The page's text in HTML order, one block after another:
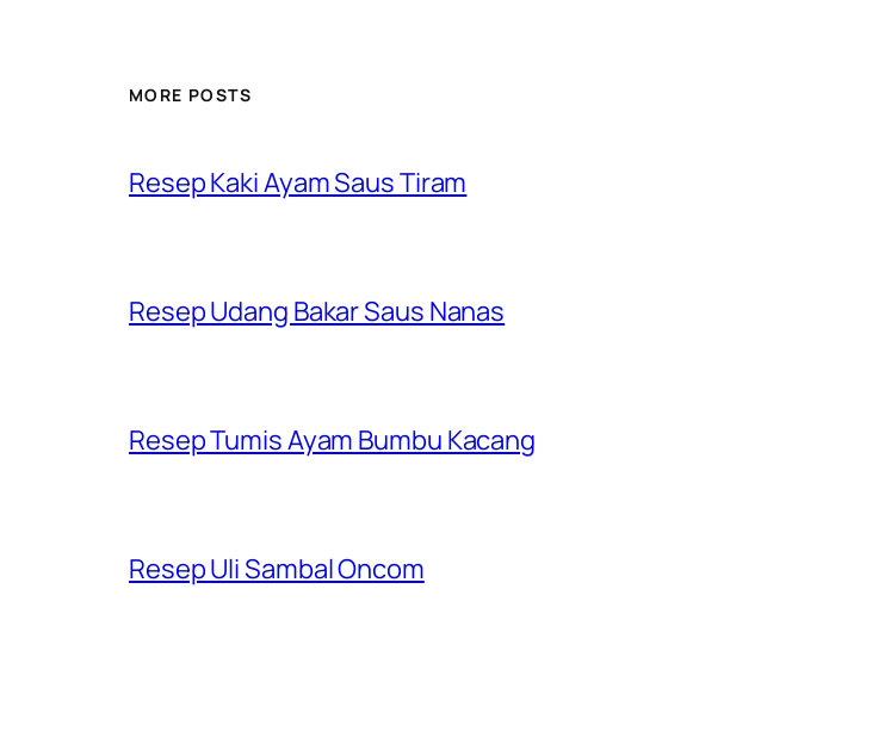
MORE POSTS
Resep Kaki Ayam Saus Tiram
Resep Udang Bakar Saus Nanas
Resep Tumis Ayam Bumbu Kacang
Resep Uli Sambal Oncom